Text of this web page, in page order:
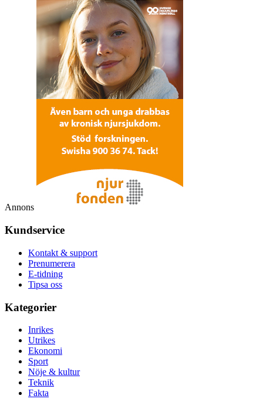
Annons
Kundservice
Kontakt & support
Prenumerera
E-tidning
Tipsa oss
Kategorier
Inrikes
Utrikes
Ekonomi
Sport
Nöje & kultur
Teknik
Fakta